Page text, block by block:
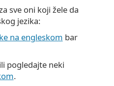
sve oni koji žele da
jezika:
na engleskom bar
pogledajte neki
.